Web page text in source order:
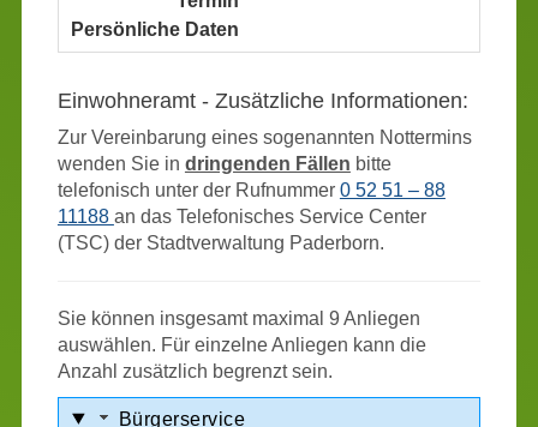
Persönliche Daten
Einwohneramt - Zusätzliche Informationen:
Zur Vereinbarung eines sogenannten Nottermins
wenden Sie in dringenden Fällen bitte
telefonisch unter der Rufnummer 0 52 51 – 88
11188 an das Telefonisches Service Center
(TSC) der Stadtverwaltung Paderborn.
Sie können insgesamt maximal 9 Anliegen
auswählen. Für einzelne Anliegen kann die
Anzahl zusätzlich begrenzt sein.
Bürgerservice